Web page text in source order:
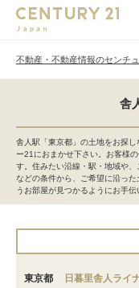
不動産・不動産情報のセンチ
舎
舎人駅「東京都」の土地をお探
ー21におまかせ下さい。お客様
す。住みたい沿線・駅・地域や
などの条件から、ご希望に沿っ
うお部屋が見つかるようにお手
東京都 日暮里舎人ライ